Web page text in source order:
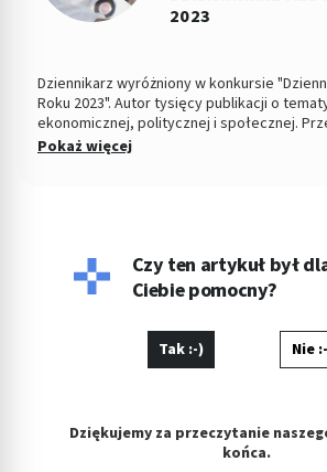
2023
Dziennikarz wyróżniony w konkursie
Roku 2023". Autor tysięcy publikacji o
ekonomicznej, politycznej i społecznej.
Dziennikiem Łódzkim i Polska TheTimes. Z
Pokaż więcej
Czy ten artykuł był
Ciebie pomocny?
Tak :-) Nie
Dziękujemy za przeczytanie
końca.